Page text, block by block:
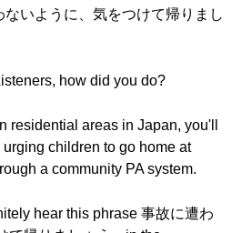
ないように、気をつけて帰りまし
how did you do?
residential areas in Japan, you'll
children to go home at
a community PA system.
hear this phrase 事故に遭わ